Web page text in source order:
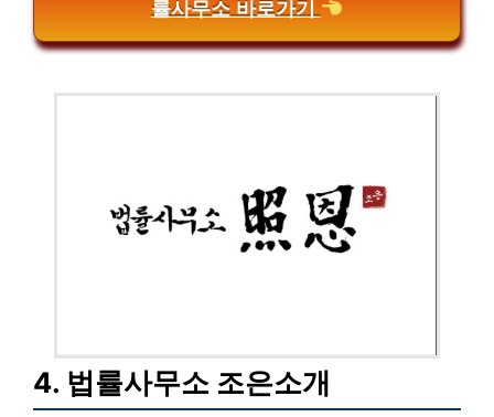
률사무소 바로가기
4. 법률사무소 조은소개